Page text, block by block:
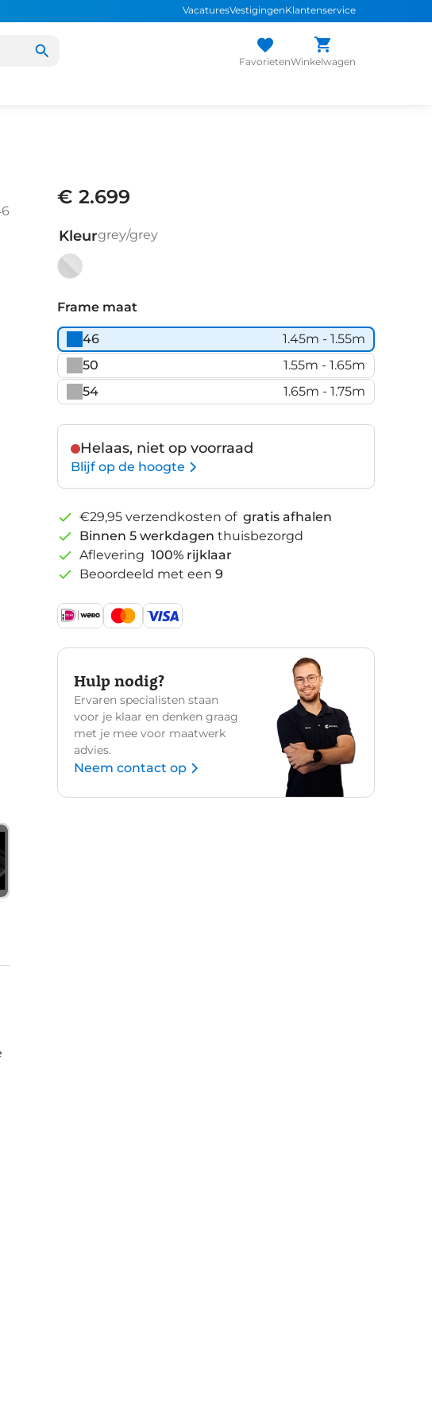
VacaturesVestigingenKlantenservice
FavorietenWinkelwagen
€ 2.699
Kleurgrey/grey
Frame maat
46
1.45m - 1.55m
50
1.55m - 1.65m
54
1.65m - 1.75m
Helaas, niet op voorraad
Blijf op de hoogte
€29,95 verzendkosten of gratis afhalen
Binnen 5 werkdagen thuisbezorgd
Aflevering 100% rijklaar
Beoordeeld met een 9
Hulp nodig?
Ervaren specialisten staan
voor je klaar en denken graag
met je mee voor maatwerk
advies.
Neem contact op